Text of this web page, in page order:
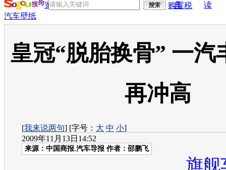
览器
赏
询
典
读
购置税
汽车壁纸
皇冠“脱胎换骨” 一汽
再冲高
[我来说两句] [字号： 大 中 小]
2009年11月13日14:52
来源： 中国商报.汽车导报 作者：邵鹏飞
旗舰